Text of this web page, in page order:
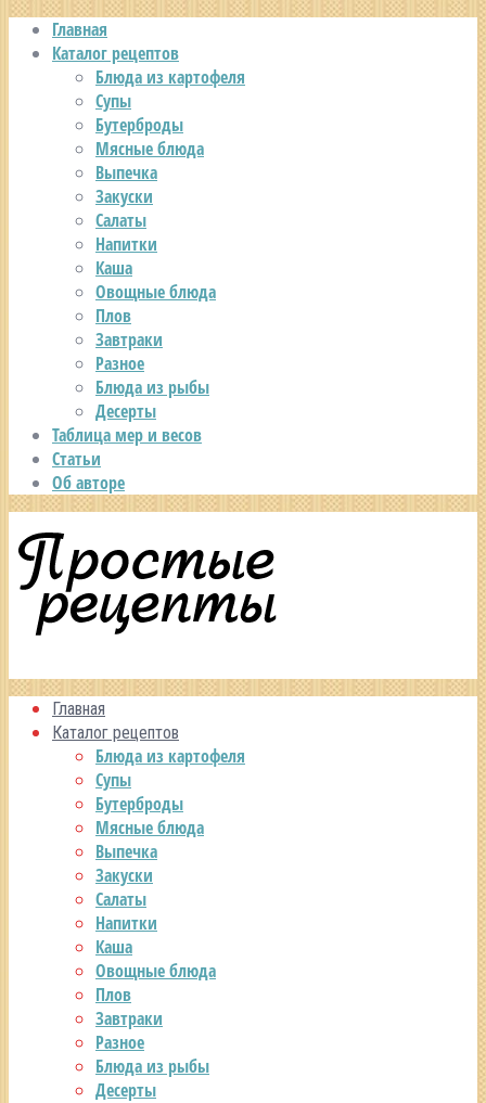
Главная
Каталог рецептов
Блюда из картофеля
Супы
Бутерброды
Мясные блюда
Выпечка
Закуски
Салаты
Напитки
Каша
Овощные блюда
Плов
Завтраки
Разное
Блюда из рыбы
Десерты
Таблица мер и весов
Статьи
Об авторе
Главная
Каталог рецептов
Блюда из картофеля
Супы
Бутерброды
Мясные блюда
Выпечка
Закуски
Салаты
Напитки
Каша
Овощные блюда
Плов
Завтраки
Разное
Блюда из рыбы
Десерты